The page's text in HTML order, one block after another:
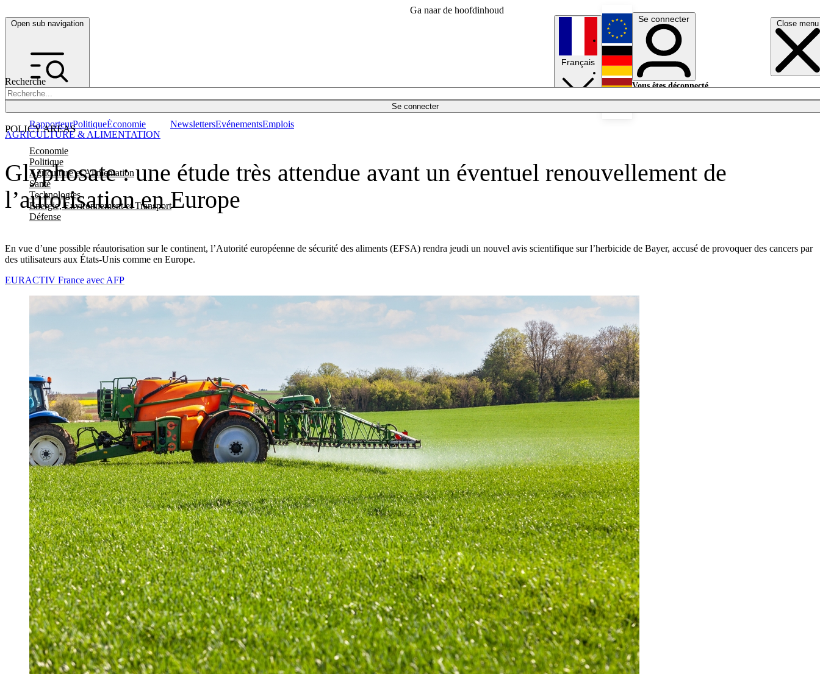
Ga naar de hoofdinhoud
Open sub navigation Close menu
Recherche
Se connecter
POLICY AREAS
Economie
Politique
Agriculture et Alimentation
Santé
Technologies
Energie, Environnement et Transport
Défense
RapporteurPolitiqueÉconomie NewslettersEvénementsEmplois
Français
English
Deutsch
Se connecter
Vous êtes déconnecté.
Glyphosate : une étude très attendue avant un éventuel renouvellement de
l’autorisation en Europe
En vue d’une possible réautorisation sur le continent, l’Autorité européenne de sécurité des aliments (EFSA) rendra jeudi un nouvel avis scientifique sur l’herbicide de Bayer, accusé de provoquer des cancers par
des utilisateurs aux États-Unis comme en Europe.
AGRICULTURE & ALIMENTATION
EURACTIV France avec AFP